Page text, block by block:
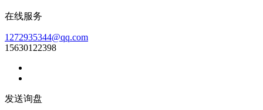
在线服务
1272935344@qq.com
15630122398
发送询盘